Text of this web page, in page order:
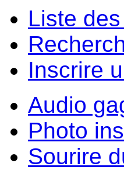
Liste
Inscrire
Audio
Photo
Sourire